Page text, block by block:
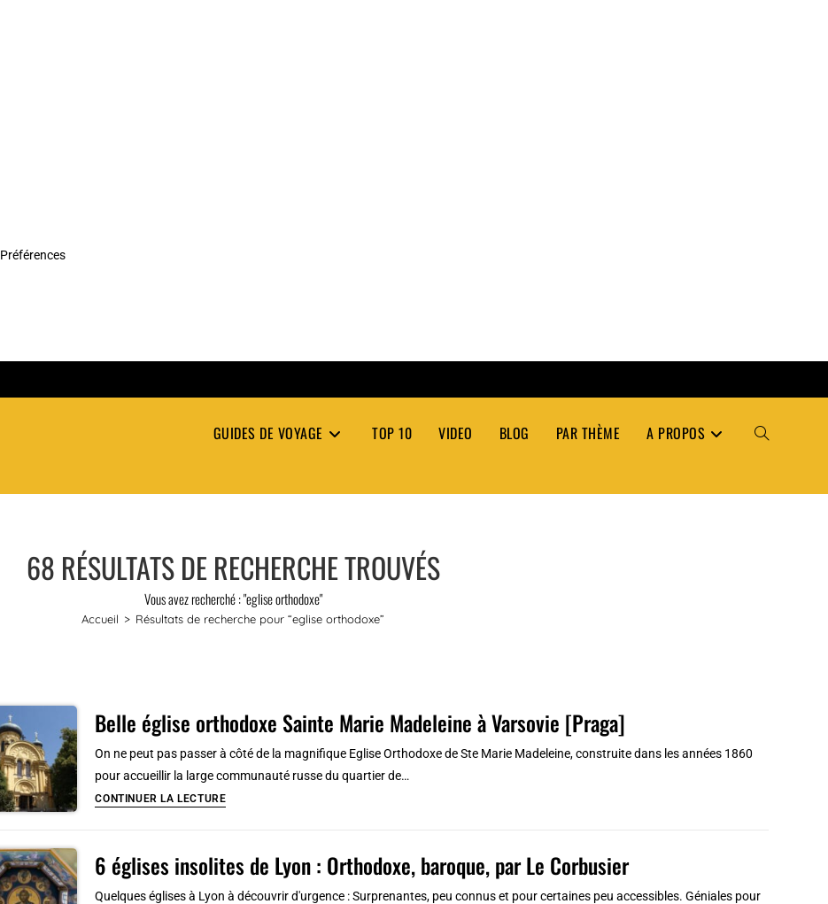
Préférences
GUIDES DE VOYAGE TOP 10 VIDEO BLOG PAR THÈME A PROPOS TOGGLE
68 RÉSULTATS DE RECHERCHE TROUVÉS
Vous avez recherché : "eglise orthodoxe"
Accueil > Résultats de recherche pour “eglise orthodoxe”
Belle église orthodoxe Sainte Marie Madeleine à Varsovie [Praga]
On ne peut pas passer à côté de la magnifique Eglise Orthodoxe de Ste Marie Madeleine, construite dans les années 1860
pour accueillir la large communauté russe du quartier de…
CONTINUER LA LECTUREBelle
Sainte
6 églises insolites de Lyon : Orthodoxe, baroque, par Le Corbusier
Quelques églises à Lyon à découvrir d'urgence : Surprenantes, peu connus et pour certaines peu accessibles. Géniales pour